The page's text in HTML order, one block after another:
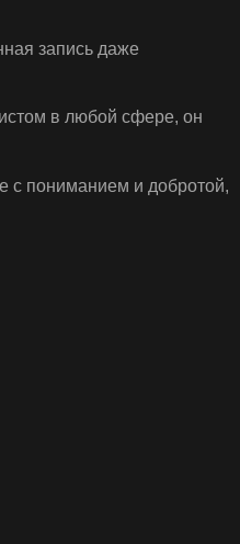
запись даже
в любой сфере, он
с пониманием и добротой,